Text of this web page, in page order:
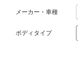
メーカー・車種
ボディタイプ